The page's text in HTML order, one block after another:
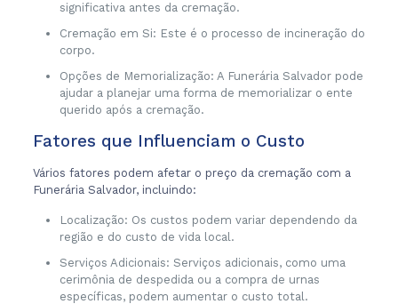
significativa antes da cremação.
Cremação em Si: Este é o processo de incineração do
corpo.
Opções de Memorialização: A Funerária Salvador pode
ajudar a planejar uma forma de memorializar o ente
querido após a cremação.
Fatores que Influenciam o Custo
Vários fatores podem afetar o preço da cremação com a
Funerária Salvador, incluindo:
Localização: Os custos podem variar dependendo da
região e do custo de vida local.
Serviços Adicionais: Serviços adicionais, como uma
cerimônia de despedida ou a compra de urnas
específicas, podem aumentar o custo total.